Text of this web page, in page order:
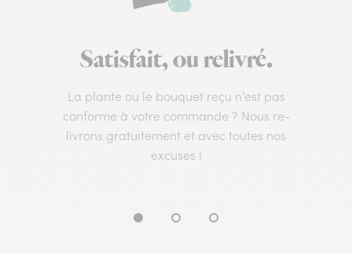
Satisfait, ou relivré.
La plante ou le bouquet reçu n’est pas
conforme à votre commande ? Nous re-
livrons gratuitement et avec toutes nos
excuses !